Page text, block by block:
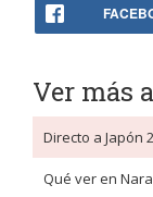
Ver más
Directo a Japón
Qué ver en Nara